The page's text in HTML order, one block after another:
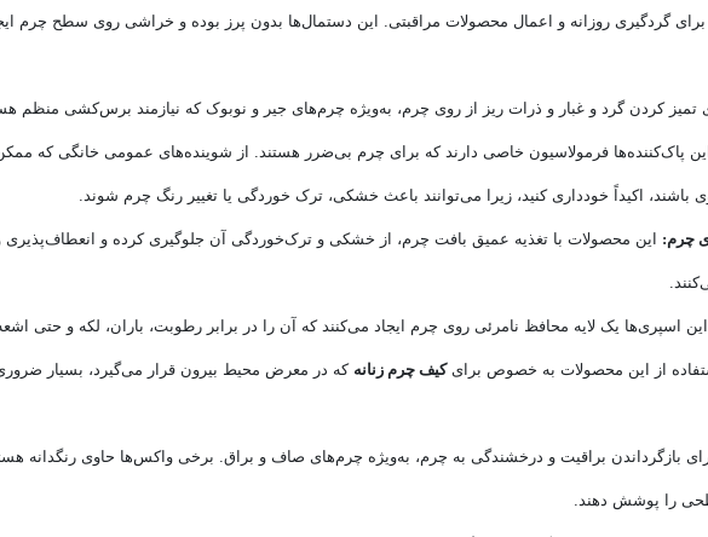
برای گردگیری روزانه و اعمال محصولات مراقبتی. این دستمال‌ها بدون پرز بوده و خراشی روی سطح چرم
تمیز کردن گرد و غبار و ذرات ریز از روی چرم، به‌ویژه چرم‌های جیر و نوبوک که نیازمند برس‌کشی منظم
این پاک‌کننده‌ها فرمولاسیون خاصی دارند که برای چرم بی‌ضرر هستند. از شوینده‌های عمومی خانگی که
اکیداً خودداری کنید، زیرا می‌توانند باعث خشکی، ترک خوردگی یا تغییر رنگ چرم شوند.
چرم: این محصولات با تغذیه عمیق بافت چرم، از خشکی و ترک‌خوردگی آن جلوگیری کرده و انعطاف‌پذیری
از این محصولات به خصوص برایکیف چرم زنانه که در معرض محیط بیرون قرار می‌گیرد، بسیار
بازگرداندن براقیت و درخشندگی به چرم، به‌ویژه چرم‌های صاف و براق. برخی واکس‌ها حاوی رنگدانه
را پوشش دهند.